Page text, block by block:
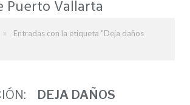
Puerto Vallarta
»
Entradas con la etiqueta "Deja daños
DEJA DAÑOS